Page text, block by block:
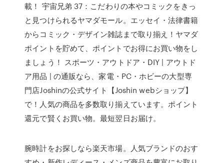
載！ 宇宙兄弟 37：こだわりの本やコミックをきっ
と見つけられるヤマダモール。エッセイ・法律書籍
からコミック・デザイン雑誌まで取り揃え！ヤマダ
ポイントを貯めて、ポイントでお得にお買い物をし
ましょう！ スポーツ・アウトドア・DIY | アウトド
ア用品 | の通販なら、家電・PC・ホビーの大型専
門店Joshinの公式サイト【Joshin webショップ】
で！人気の商品を多数取り揃えています。ポイント
還元で賢くお買い物。最短翌日お届け。
腕時計をお探しなら楽天市場。人気ブランドのおす